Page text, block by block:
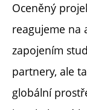
Oceněný
reagujeme na
zapojením
partnery, ale
globální